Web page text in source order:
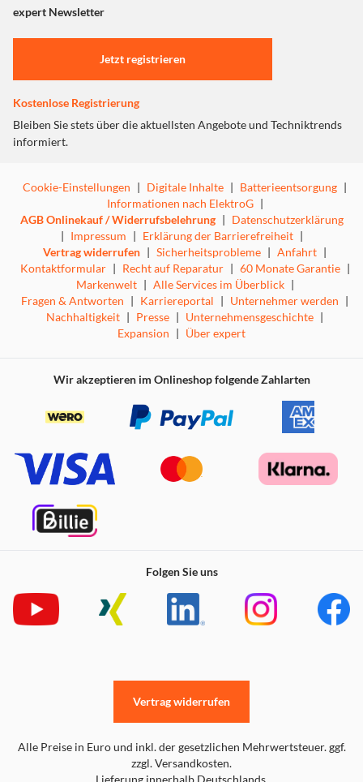
Lüfterdrehzahl wählen.
MODERNES AUSSEHEN
Laptops, sondern besticht auch durch sein stylisches
Aussehen. Sein Gaming-Charakter wird durch aggressiv
gewinkelte Linien und rot beleuchtete Lüfter
EINGEBAUTER USB-HUB
Mach dir keine Sorgen, dass du wegen des Kühlpads einen
USB-Anschluss verlieren könntest. Das Genesis Oxid 260
verfügt über einen zusätzlichen USB-A-Anschluss, an den
du das Kühlzubehör anschließen kannst, ohne dass du auf
die begrenzten USB-Anschlüsse verzichten musst.
8 EINSTELLBARE WINKEL
Im Gegensatz zum Vorgängermodell bietet der Oxid 260
nicht nur vier, sondern acht Stufen der
Neigungsverstellung. Das bedeutet, dass du die Position
des Laptops an deine Vorlieben anpassen kannst, um
sicherzustellen, dass lange Arbeitsstunden nicht nur
effizient, sondern auch bequem sind.
"Marketing".
Einstellungen anpassen
expert Newsletter
Jetzt registrieren
Kostenlose Registrierung
Bleiben Sie stets über die aktuellsten Angebote und Techniktrends
informiert.
Cookie-Einstellungen | Digitale Inhalte | Batterieentsorgung |
Informationen nach ElektroG |
AGB Onlinekauf / Widerrufsbelehrung | Datenschutzerklärung
| Impressum | Erklärung der Barrierefreiheit |
Vertrag widerrufen | Sicherheitsprobleme | Anfahrt |
Kontaktformular | Recht auf Reparatur | 60 Monate Garantie |
Markenwelt | Alle Services im Überblick |
Fragen & Antworten | Karriereportal | Unternehmer werden |
Nachhaltigkeit | Presse | Unternehmensgeschichte |
Expansion | Über expert
Wir akzeptieren im Onlineshop folgende Zahlarten
Folgen Sie uns
Alle Preise in Euro und inkl. der gesetzlichen Mehrwertsteuer. ggf.
zzgl. Versandkosten.
Lieferung innerhalb Deutschlands.
Vertrag widerrufen